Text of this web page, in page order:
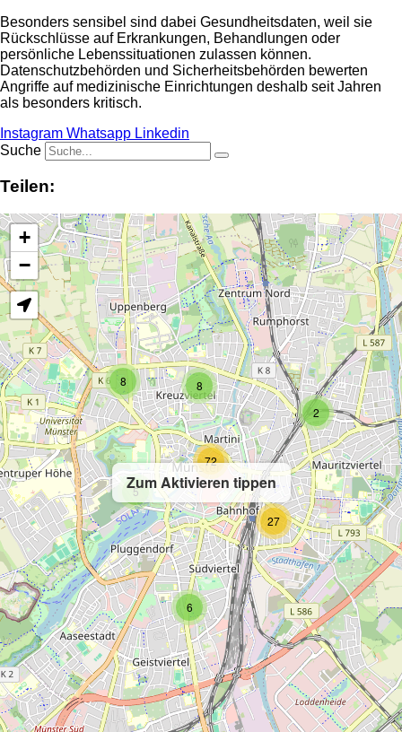
Besonders sensibel sind dabei Gesundheitsdaten, weil sie
Rückschlüsse auf Erkrankungen, Behandlungen oder
persönliche Lebenssituationen zulassen können.
Datenschutzbehörden und Sicherheitsbehörden bewerten
Angriffe auf medizinische Einrichtungen deshalb seit Jahren
als besonders kritisch.
Instagram Whatsapp Linkedin
Suche
Teilen:
Zum Aktivieren tippen
2
8
6
8
27
5
72
+
−